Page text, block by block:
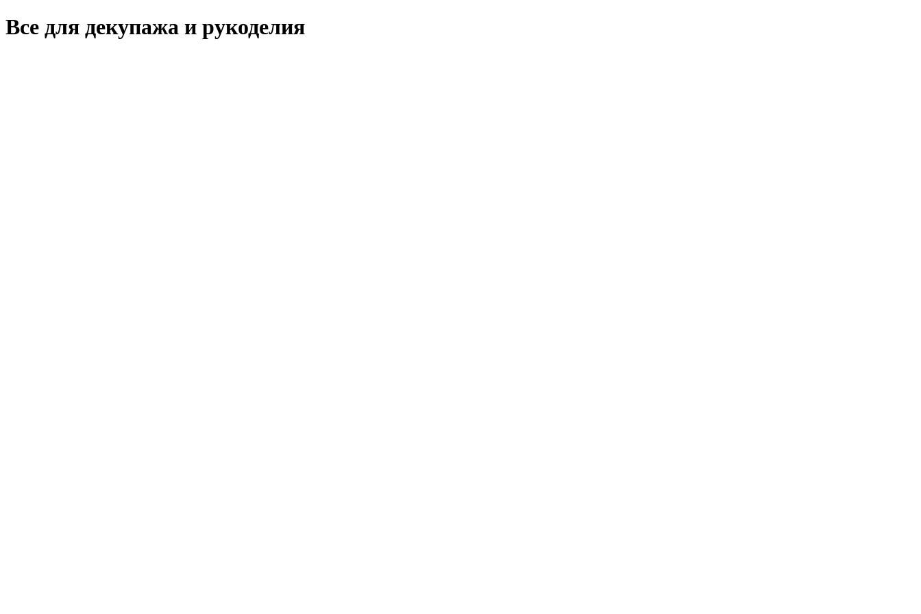
Все для декупажа и рукоделия